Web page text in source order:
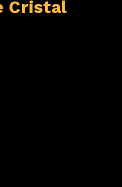
Cristal